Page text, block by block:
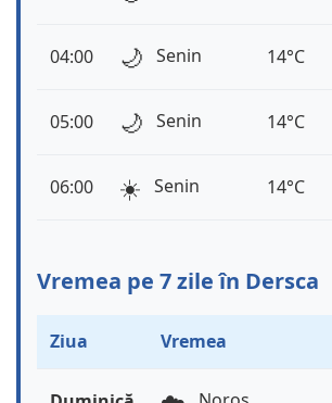
04:00 🌙 Senin 14°C
05:00 🌙 Senin 14°C
06:00 ☀️ Senin 14°C
Vremea pe 7 zile în Dersca
Ziua Vremea